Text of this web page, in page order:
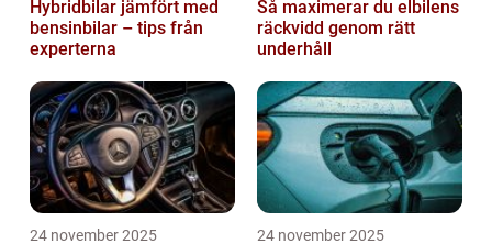
Hybridbilar jämfört med
bensinbilar – tips från
experterna
Så maximerar du elbilens
räckvidd genom rätt
underhåll
24 november 2025 24 november 2025